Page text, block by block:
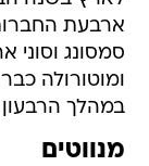
ארבעת
סמסונג וסוני
במהלך הרבעון
מנווטים